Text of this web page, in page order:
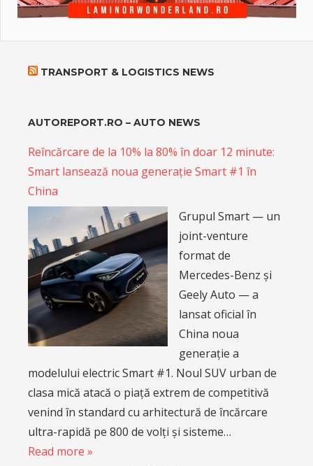
TRANSPORT & LOGISTICS NEWS
AUTOREPORT.RO – AUTO NEWS
Reîncărcare de la 10% la 80% în doar 12 minute:
Smart lansează noua generație Smart #1 în
China
Grupul Smart — un
joint-venture
format de
Mercedes-Benz și
Geely Auto — a
lansat oficial în
China noua
generație a
modelului electric Smart #1. Noul SUV urban de
clasa mică atacă o piață extrem de competitivă
venind în standard cu arhitectură de încărcare
ultra-rapidă pe 800 de volți și sisteme…
Read more »